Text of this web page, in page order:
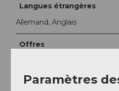
Langues étrangères
Allemand, Anglais
Offres
Paramètres